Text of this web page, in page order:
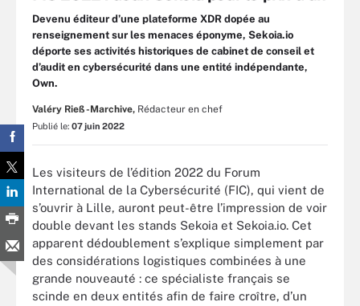
Devenu éditeur d’une plateforme XDR dopée au
renseignement sur les menaces éponyme, Sekoia.io
déporte ses activités historiques de cabinet de conseil et
d’audit en cybersécurité dans une entité indépendante,
Own.
Valéry Rieß-Marchive, Rédacteur en chef
Publié le: 07 juin 2022
Les visiteurs de l’édition 2022 du Forum
International de la Cybersécurité (FIC), qui vient de
s’ouvrir à Lille, auront peut-être l’impression de voir
double devant les stands Sekoia et Sekoia.io. Cet
apparent dédoublement s’explique simplement par
des considérations logistiques combinées à une
grande nouveauté : ce spécialiste français se
scinde en deux entités afin de faire croître, d’un